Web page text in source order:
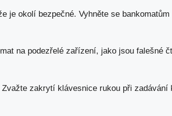
je okolí bezpečné. ‌Vyhněte se bankomatům
na podezřelé zařízení, jako jsou falešné
zakrytí klávesnice rukou při zadávání